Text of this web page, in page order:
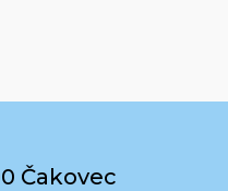
Čakovec